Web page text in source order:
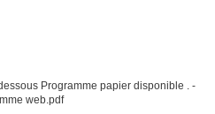
Programme papier disponible . -
web.pdf